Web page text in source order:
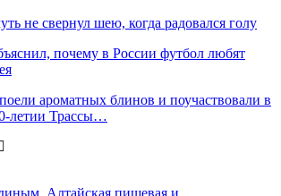
не свернул шею, когда радовался голу
почему в России футбол любят
ароматных блинов и поучаствовали в
летии Трассы…
Алтайская пищевая и